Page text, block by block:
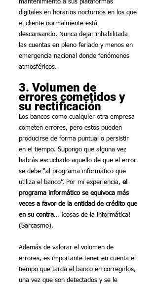
mantenimiento a sus plataformas
digitales en horarios nocturnos en los que
el cliente normalmente está
descansando. Nunca dejar inhabilitada
las cuentas en pleno feriado y menos en
emergencia nacional donde fenómenos
atmosféricos.
3. Volumen de
errores cometidos y
su rectificación
Los bancos como cualquier otra empresa
cometen errores, pero estos pueden
producirse de forma puntual o persistir
en el tiempo. Supongo que alguna vez
habrás escuchado aquello de que el error
se debe “al programa informático que
utiliza el banco”. Por mi experiencia, el
programa informático se equivoca más
veces a favor de la entidad de crédito que
en su contra… ¡cosas de la informática!
(Sarcasmo).
Además de valorar el volumen de
errores, es importante tener en cuenta el
tiempo que tarda el banco en corregirlos,
una vez que son detectados y se le